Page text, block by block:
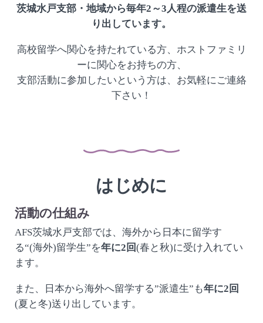
茨城水戸支部・地域から毎年2～3人程の派遣生を送
り出しています。
高校留学へ関心を持たれている方、ホストファミリ
ーに関心をお持ちの方、
支部活動に参加したいという方は、お気軽にご連絡
下さい！
はじめに
活動の仕組み
AFS茨城水戸支部では、海外から日本に留学す
る“(海外)留学生”を年に2回(春と秋)に受け入れてい
ます。
また、日本から海外へ留学する”派遣生”も年に2回
(夏と冬)送り出しています。